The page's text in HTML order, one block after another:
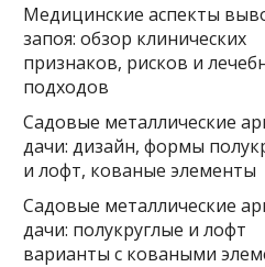
Медицинские аспекты
запоя: обзор клинических
признаков, рисков и
подходов
Садовые металлические
дачи: дизайн, формы
и лофт, кованые элементы
Садовые металлические
дачи: полукруглые и лофт
варианты с коваными